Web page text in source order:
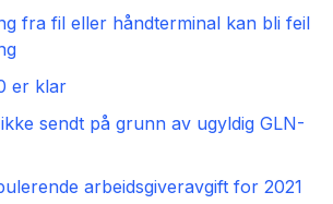
fra fil eller håndterminal kan bli feil
er klar
sendt på grunn av ugyldig GLN-
arbeidsgiveravgift for 2021